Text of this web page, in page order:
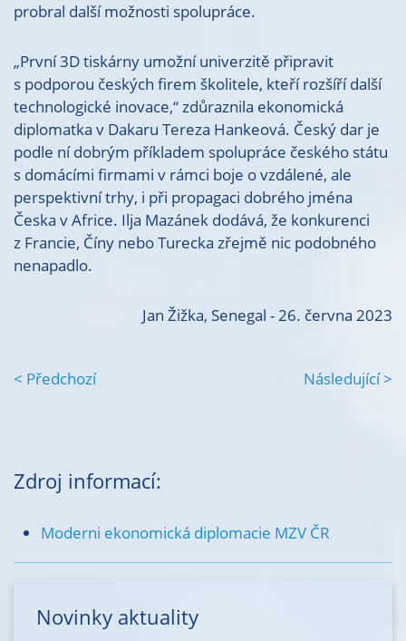
probral další možnosti spolupráce.
„První 3D tiskárny umožní univerzitě připravit
s podporou českých firem školitele, kteří rozšíří další
technologické inovace,“ zdůraznila ekonomická
diplomatka v Dakaru Tereza Hankeová. Český dar je
podle ní dobrým příkladem spolupráce českého státu
s domácími firmami v rámci boje o vzdálené, ale
perspektivní trhy, i při propagaci dobrého jména
Česka v Africe. Ilja Mazánek dodává, že konkurenci
z Francie, Číny nebo Turecka zřejmě nic podobného
nenapadlo.
Jan Žižka, Senegal - 26. června 2023
< Předchozí Následující >
Zdroj informací:
Moderni ekonomická diplomacie MZV ČR
Novinky aktuality